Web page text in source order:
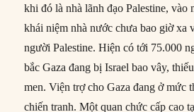
khi đó là nhà lãnh đạo Palestine, vào
khái niệm nhà nước chưa bao giờ xa
người Palestine. Hiện có tới 75.000
bắc Gaza đang bị Israel bao vây,
men. Viện trợ cho Gaza đang ở mức
chiến tranh. Một quan chức cấp cao